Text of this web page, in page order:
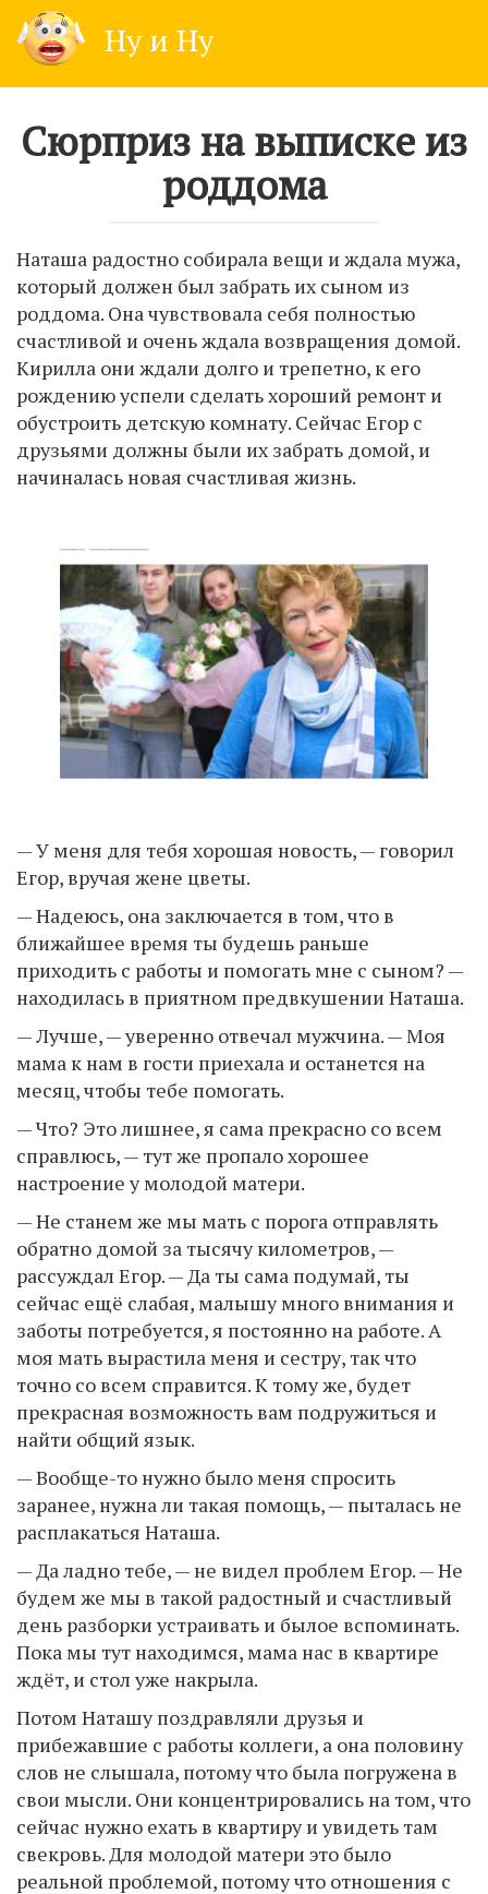
content
Ну и Ну
Сюрприз на выписке из
роддома
Наташа радостно собирала вещи и ждала мужа,
который должен был забрать их сыном из
роддома. Она чувствовала себя полностью
счастливой и очень ждала возвращения домой.
Кирилла они ждали долго и трепетно, к его
рождению успели сделать хороший ремонт и
обустроить детскую комнату. Сейчас Егор с
друзьями должны были их забрать домой, и
начиналась новая счастливая жизнь.
— У меня для тебя хорошая новость, — говорил
Егор, вручая жене цветы.
— Надеюсь, она заключается в том, что в
ближайшее время ты будешь раньше
приходить с работы и помогать мне с сыном? —
находилась в приятном предвкушении Наташа.
— Лучше, — уверенно отвечал мужчина. — Моя
мама к нам в гости приехала и останется на
месяц, чтобы тебе помогать.
— Что? Это лишнее, я сама прекрасно со всем
справлюсь, — тут же пропало хорошее
настроение у молодой матери.
— Не станем же мы мать с порога отправлять
обратно домой за тысячу километров, —
рассуждал Егор. — Да ты сама подумай, ты
сейчас ещё слабая, малышу много внимания и
заботы потребуется, я постоянно на работе. А
моя мать вырастила меня и сестру, так что
точно со всем справится. К тому же, будет
прекрасная возможность вам подружиться и
найти общий язык.
— Вообще-то нужно было меня спросить
заранее, нужна ли такая помощь, — пыталась не
расплакаться Наташа.
— Да ладно тебе, — не видел проблем Егор. — Не
будем же мы в такой радостный и счастливый
день разборки устраивать и былое вспоминать.
Пока мы тут находимся, мама нас в квартире
ждёт, и стол уже накрыла.
Потом Наташу поздравляли друзья и
прибежавшие с работы коллеги, а она половину
слов не слышала, потому что была погружена в
свои мысли. Они концентрировались на том, что
сейчас нужно ехать в квартиру и увидеть там
свекровь. Для молодой матери это было
реальной проблемой, потому что отношения с